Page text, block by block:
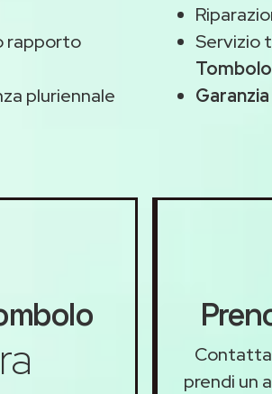
rapporto
pluriennale
Servizio
Tombolo
Garanzia
prendi un